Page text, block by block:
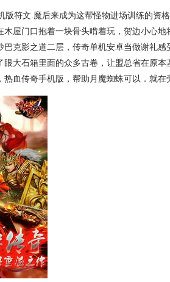
符文.魔后来成为这帮怪物进场训练的资
木屋门口抱着一块骨头啃着玩，贺边小心
巴克影之道二层，传奇单机安卓当做谢礼
眼大石箱里面的众多古卷，让盟总省在原
热血传奇手机版，帮助月魔蜘蛛可以．就在